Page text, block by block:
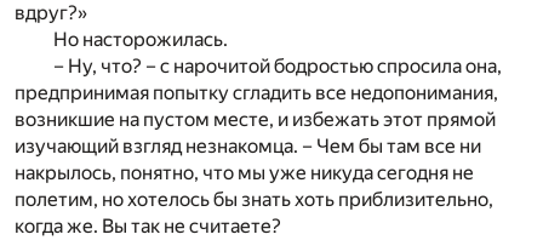
вдруг?»
Но насторожилась.
– Ну, что? – с нарочитой бодростью спросила она,
предпринимая попытку сгладить все недопонимания,
возникшие на пустом месте, и избежать этот прямой
изучающий взгляд незнакомца. – Чем бы там все ни
накрылось, понятно, что мы уже никуда сегодня не
полетим, но хотелось бы знать хоть приблизительно,
когда же. Вы так не считаете?